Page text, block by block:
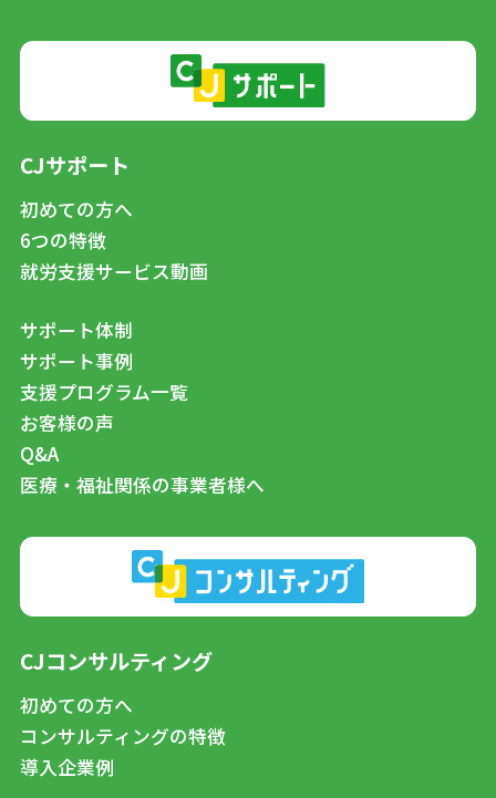
CJサポート
初めての方へ
6つの特徴
就労支援サービス動画
サポート体制
サポート事例
支援プログラム一覧
お客様の声
Q&A
医療・福祉関係の事業者様へ
CJコンサルティング
初めての方へ
コンサルティングの特徴
導入企業例